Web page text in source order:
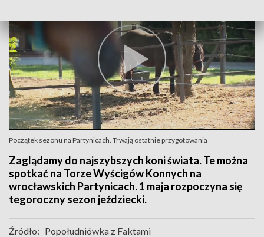
Początek sezonu na Partynicach. Trwają ostatnie przygotowania
Zaglądamy do najszybszych koni świata. Te można
spotkać na Torze Wyścigów Konnych na
wrocławskich Partynicach. 1 maja rozpoczyna się
tegoroczny sezon jeździecki.
Źródło: Popołudniówka z Faktami